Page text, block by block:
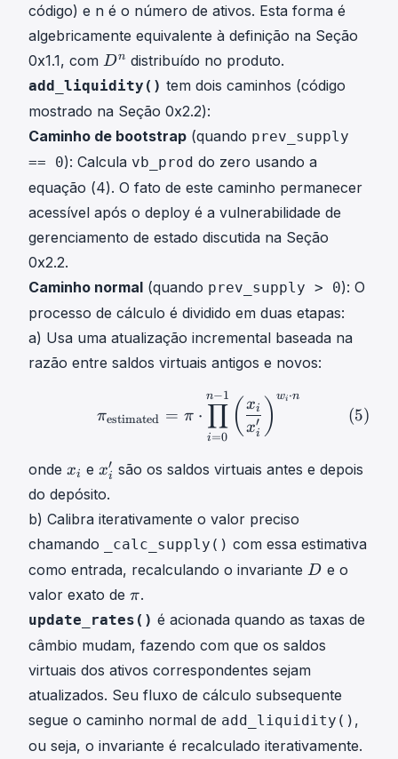
_
i
_
i
código) e n é o número de ativos. Esta forma é
algebricamente equivalente à definição na Seção
0x1.1, com D
n
^
n
Dn distribuído no produto.
add_liquidity() tem dois caminhos (código
mostrado na Seção 0x2.2):
Caminho de bootstrap (quando prev_supply
== 0): Calcula vb_prod do zero usando a
equação (4). O fato de este caminho permanecer
acessível após o deploy é a vulnerabilidade de
gerenciamento de estado discutida na Seção
0x2.2.
Caminho normal (quando prev_supply > 0): O
processo de cálculo é dividido em duas etapas:
a) Usa uma atualização incremental baseada na
razão entre saldos virtuais antigos e novos:
πestimated=π
πestimated = π ⋅
i=0
∏
n−1
( xi
′
xi ) wi ⋅n
(5)
onde x
i
x
_
i
xi e x
i
x
_
i
'
xi
′ são os saldos virtuais antes e depois
do depósito.
b) Calibra iterativamente o valor preciso
chamando
_calc_supply() com essa estimativa
como entrada, recalculando o invariante D
D e o
valor exato de π
\
i
π.
update_rates() é acionada quando as taxas de
câmbio mudam, fazendo com que os saldos
virtuais dos ativos correspondentes sejam
atualizados. Seu fluxo de cálculo subsequente
segue o caminho normal de add_liquidity() ,
ou seja, o invariante é recalculado iterativamente.